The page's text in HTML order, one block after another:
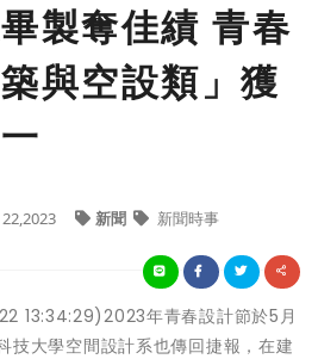
製奪佳績 青春
與空設類」獲
新聞 新聞時事
13:34:29)2023年青春設計節於5月
技大學空間設計系也傳回捷報，在建